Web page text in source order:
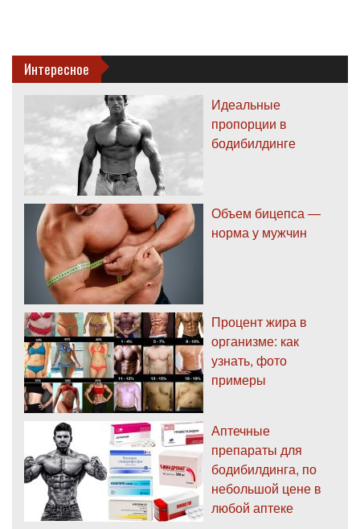
Интересное
Идеальные
пропорции в
бодибилдинге
Объем бицепса —
норма у мужчин
Процент жира в
организме: как
узнать, фото
примеры
Аптечные
препараты для
бодибилдинга, по
небольшой цене в
любой аптеке